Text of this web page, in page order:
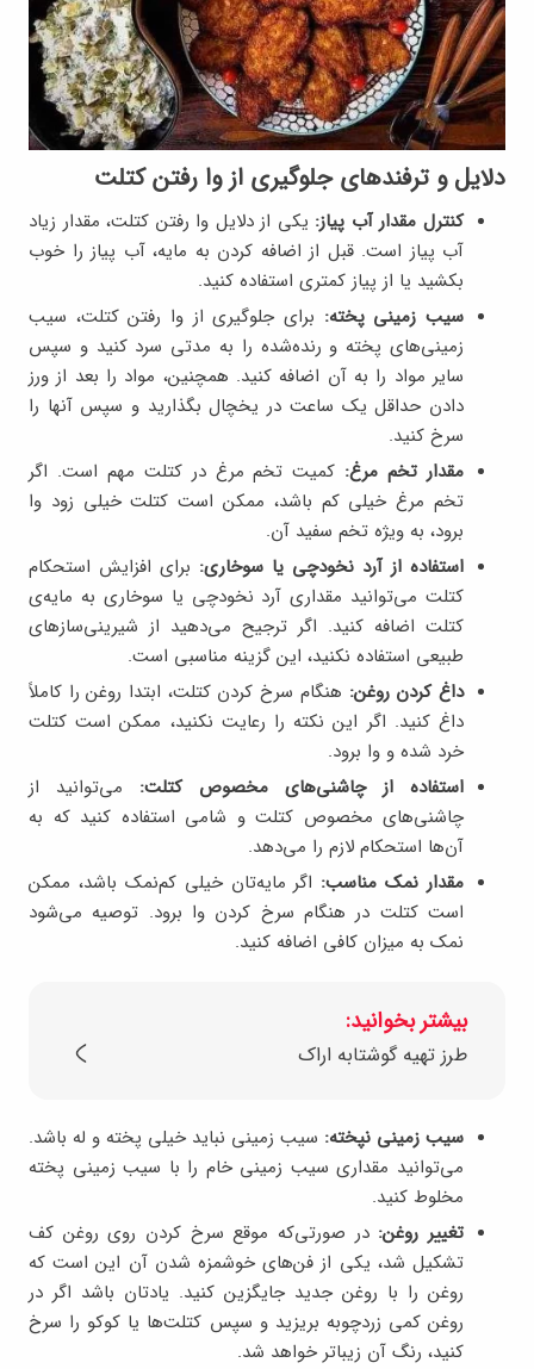
دلایل و ترفندهای جلوگیری از وا رفتن کتلت
کنترل مقدار آب پیاز: یکی از دلایل وا رفتن کتلت، مقدار زیاد
آب پیاز است. قبل از اضافه کردن به مایه، آب پیاز را خوب
بکشید یا از پیاز کمتری استفاده کنید.
سیب زمینی پخته: برای جلوگیری از وا رفتن کتلت، سیب
زمینی‌های پخته و رنده‌شده را به مدتی سرد کنید و سپس
سایر مواد را به آن اضافه کنید. همچنین، مواد را بعد از ورز
دادن حداقل یک ساعت در یخچال بگذارید و سپس آنها را
سرخ کنید.
مقدار تخم مرغ: کمیت تخم مرغ در کتلت مهم است. اگر
تخم مرغ خیلی کم باشد، ممکن است کتلت خیلی زود وا
برود، به ویژه تخم سفید آن.
استفاده از آرد نخودچی یا سوخاری: برای افزایش استحکام
کتلت می‌توانید مقداری آرد نخودچی یا سوخاری به مایه‌ی
کتلت اضافه کنید. اگر ترجیح می‌دهید از شیرینی‌سازهای
طبیعی استفاده نکنید، این گزینه مناسبی است.
داغ کردن روغن: هنگام سرخ کردن کتلت، ابتدا روغن را کاملاً
داغ کنید. اگر این نکته را رعایت نکنید، ممکن است کتلت
خرد شده و وا برود.
استفاده از چاشنی‌های مخصوص کتلت: می‌توانید از
چاشنی‌های مخصوص کتلت و شامی استفاده کنید که به
آن‌ها استحکام لازم را می‌دهد.
مقدار نمک مناسب: اگر مایه‌تان خیلی کم‌نمک باشد، ممکن
است کتلت در هنگام سرخ کردن وا برود. توصیه می‌شود
نمک به میزان کافی اضافه کنید.
بیشتر بخوانید:
طرز تهیه گوشتابه اراک
سیب زمینی نپخته: سیب زمینی نباید خیلی پخته و له باشد.
می‌توانید مقداری سیب زمینی خام را با سیب زمینی پخته
مخلوط کنید.
تغییر روغن: در صورتی‌که موقع سرخ کردن روی روغن کف
تشکیل شد، یکی از فن‌های خوشمزه شدن آن این است که
روغن را با روغن جدید جایگزین کنید. یادتان باشد اگر در
روغن کمی زردچوبه بریزید و سپس کتلت‌ها یا کوکو را سرخ
کنید، رنگ آن زیباتر خواهد شد.